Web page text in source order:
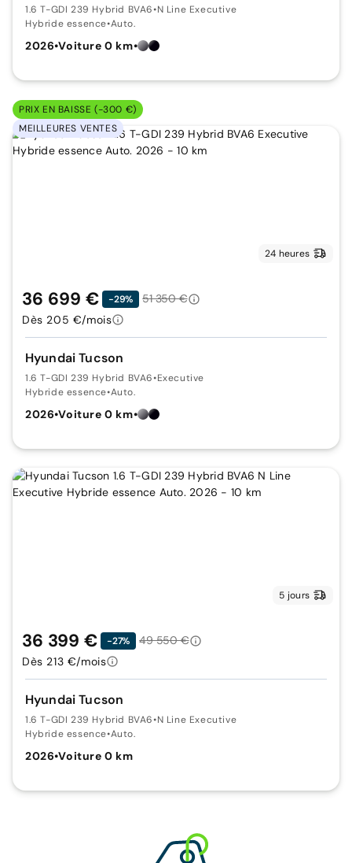
1.6 T-GDI 239 Hybrid BVA6•N Line Executive
Hybride essence•Auto.
2026•Voiture 0 km•
PRIX EN BAISSE (-300 €)
MEILLEURES VENTES
24 heures
Hyundai Tucson
1.6 T-GDI 239 Hybrid BVA6•Executive
Hybride essence•Auto.
2026•Voiture 0 km•
36 699 € -29%
51 350 €
Dès 205 €/mois
5 jours
Hyundai Tucson
1.6 T-GDI 239 Hybrid BVA6•N Line Executive
Hybride essence•Auto.
2026•Voiture 0 km
36 399 € -27%
49 550 €
Dès 213 €/mois